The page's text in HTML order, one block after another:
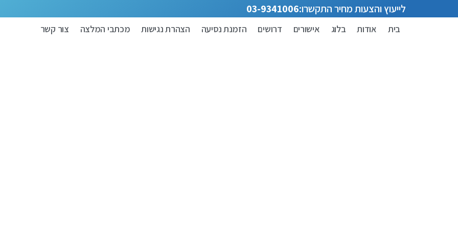
לייעוץ והצעות מחיר התקשרו:03-9341006
בית אודות בלוג אישורים דרושים הזמנת נסיעה הצהרת נגישות מכתבי המלצה צור קשר